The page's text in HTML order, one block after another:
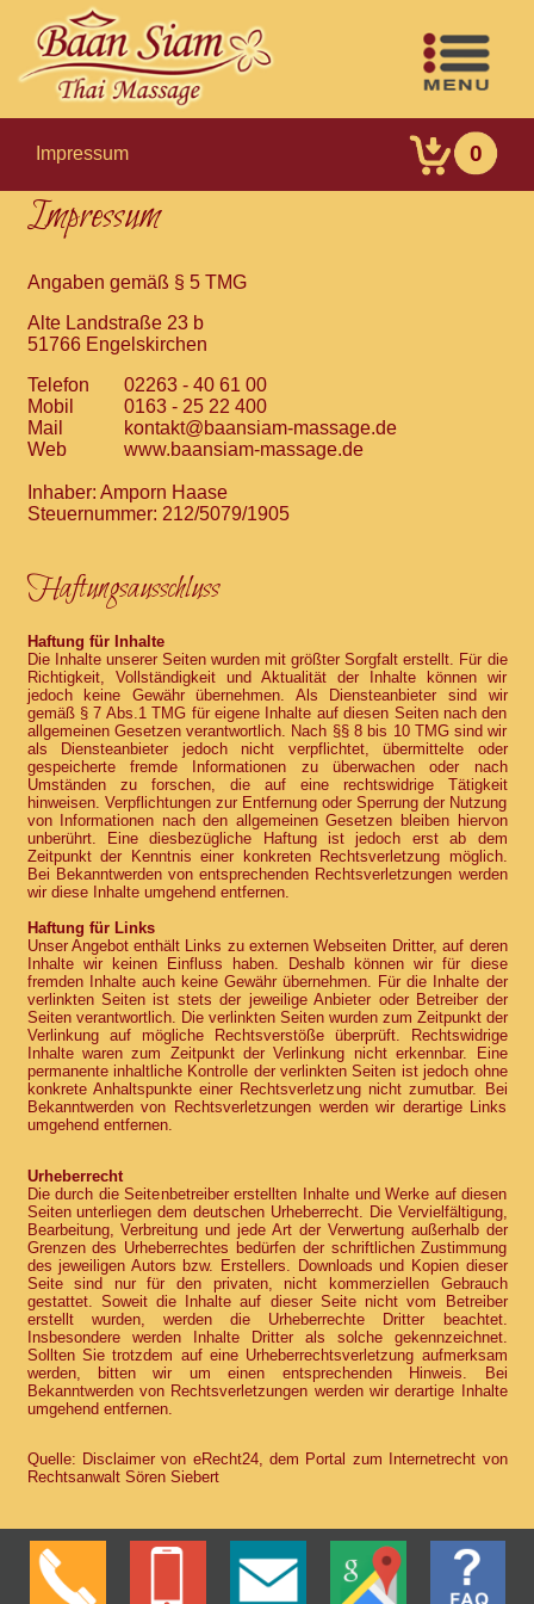
Impressum 0
Impressum
Angaben gemäß § 5 TMG
Alte Landstraße 23 b
51766 Engelskirchen
Telefon
02263 - 40 61 00
Mobil
0163 - 25 22 400
Mail
kontakt@baansiam-massage.de
Web
www.baansiam-massage.de
Inhaber: Amporn Haase
Steuernummer: 212/5079/1905
Haftungsausschluss
Haftung für Inhalte
Die Inhalte unserer Seiten wurden mit größter Sorgfalt erstellt. Für die
Richtigkeit, Vollständigkeit und Aktualität der Inhalte können wir
jedoch keine Gewähr übernehmen. Als Diensteanbieter sind wir
gemäß § 7 Abs.1 TMG für eigene Inhalte auf diesen Seiten nach den
allgemeinen Gesetzen verantwortlich. Nach §§ 8 bis 10 TMG sind wir
als Diensteanbieter jedoch nicht verpflichtet, übermittelte oder
gespeicherte fremde Informationen zu überwachen oder nach
Umständen zu forschen, die auf eine rechtswidrige Tätigkeit
hinweisen. Verpflichtungen zur Entfernung oder Sperrung der Nutzung
von Informationen nach den allgemeinen Gesetzen bleiben hiervon
unberührt. Eine diesbezügliche Haftung ist jedoch erst ab dem
Zeitpunkt der Kenntnis einer konkreten Rechtsverletzung möglich.
Bei Bekanntwerden von entsprechenden Rechtsverletzungen werden
wir diese Inhalte umgehend entfernen.
Haftung für Links
Unser Angebot enthält Links zu externen Webseiten Dritter, auf deren
Inhalte wir keinen Einfluss haben. Deshalb können wir für diese
fremden Inhalte auch keine Gewähr übernehmen. Für die Inhalte der
verlinkten Seiten ist stets der jeweilige Anbieter oder Betreiber der
Seiten verantwortlich. Die verlinkten Seiten wurden zum Zeitpunkt der
Verlinkung auf mögliche Rechtsverstöße überprüft. Rechtswidrige
Inhalte waren zum Zeitpunkt der Verlinkung nicht erkennbar. Eine
permanente inhaltliche Kontrolle der verlinkten Seiten ist jedoch ohne
konkrete Anhaltspunkte einer Rechtsverletzung nicht zumutbar. Bei
Bekanntwerden von Rechtsverletzungen werden wir derartige Links
umgehend entfernen.
Urheberrecht
Die durch die Seitenbetreiber erstellten Inhalte und Werke auf diesen
Seiten unterliegen dem deutschen Urheberrecht. Die Vervielfältigung,
Bearbeitung, Verbreitung und jede Art der Verwertung außerhalb der
Grenzen des Urheberrechtes bedürfen der schriftlichen Zustimmung
des jeweiligen Autors bzw. Erstellers. Downloads und Kopien dieser
Seite sind nur für den privaten, nicht kommerziellen Gebrauch
gestattet. Soweit die Inhalte auf dieser Seite nicht vom Betreiber
erstellt wurden, werden die Urheberrechte Dritter beachtet.
Insbesondere werden Inhalte Dritter als solche gekennzeichnet.
Sollten Sie trotzdem auf eine Urheberrechtsverletzung aufmerksam
werden, bitten wir um einen entsprechenden Hinweis. Bei
Bekanntwerden von Rechtsverletzungen werden wir derartige Inhalte
umgehend entfernen.
Quelle: Disclaimer von eRecht24, dem Portal zum Internetrecht von
Rechtsanwalt Sören Siebert